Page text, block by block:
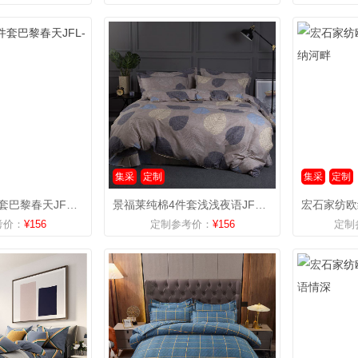
： ¥156
集采 定制
定制参考价： ¥156
集采 定制
定制